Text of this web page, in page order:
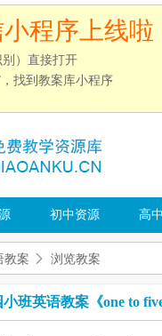
程序上线啦
）直接打开
找到教案库小程序
初中资源 高
教案 浏览教案
班英语教案《one to